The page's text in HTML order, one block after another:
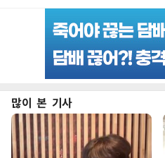
많이 본 기사